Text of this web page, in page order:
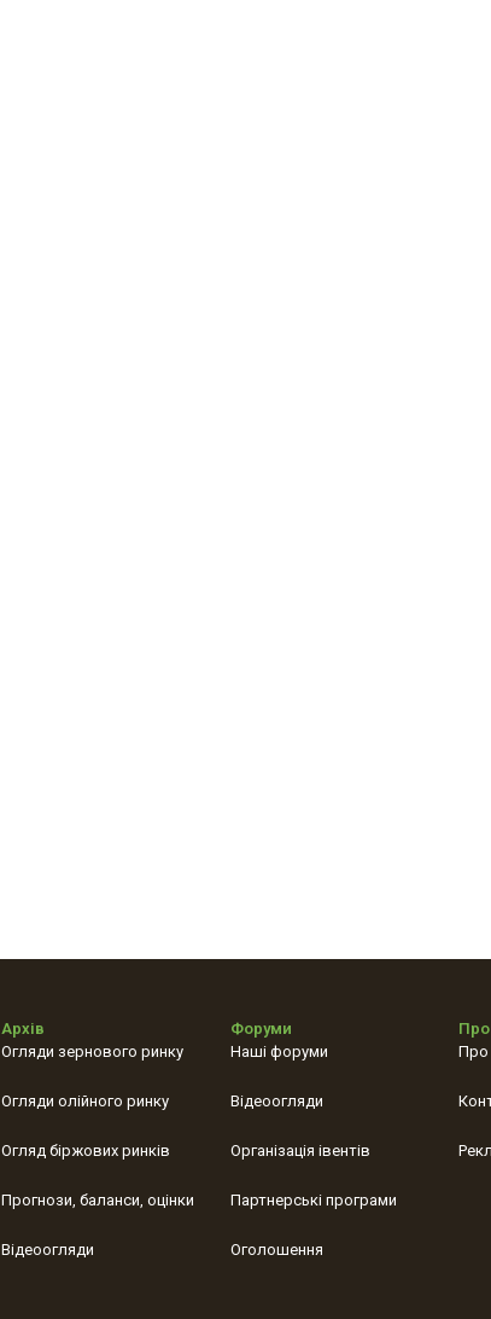
Архів
Огляди зернового ринку
Огляди олійного ринку
Огляд біржових ринків
Прогнози, баланси, оцінки
Відеоогляди
Форуми
Наші форуми
Відеоогляди
Організація івентів
Партнерські програми
Оголошення
Про